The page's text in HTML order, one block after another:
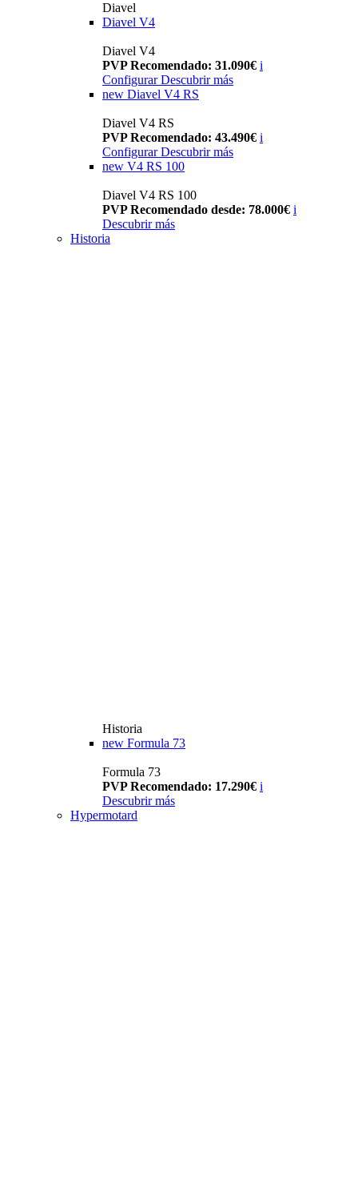
Diavel
Diavel V4
Diavel V4
PVP Recomendado: 31.090€ i
Configurar Descubrir más
new Diavel V4 RS
Diavel V4 RS
PVP Recomendado: 43.490€ i
Configurar Descubrir más
new V4 RS 100
Diavel V4 RS 100
PVP Recomendado desde: 78.000€ i
Descubrir más
Historia
Historia
new Formula 73
Formula 73
PVP Recomendado: 17.290€ i
Descubrir más
Hypermotard